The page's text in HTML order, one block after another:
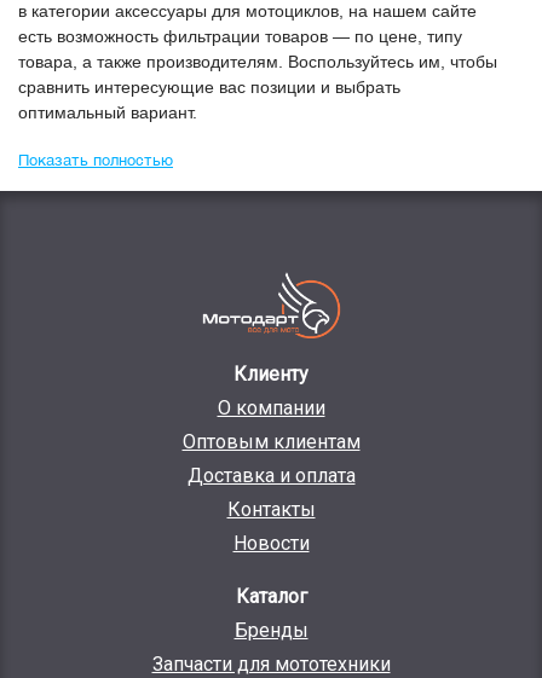
в категории
Аксессуары для мотоциклов , на нашем сайте
есть возможность фильтрации товаров — по цене, типу
товара, а также производителям. Воспользуйтесь им, чтобы
сравнить интересующие вас позиции и выбрать
оптимальный вариант.
Показать полностью
Клиенту
О компании
Оптовым клиентам
Доставка и оплата
Контакты
Новости
Каталог
Бренды
Запчасти для мототехники